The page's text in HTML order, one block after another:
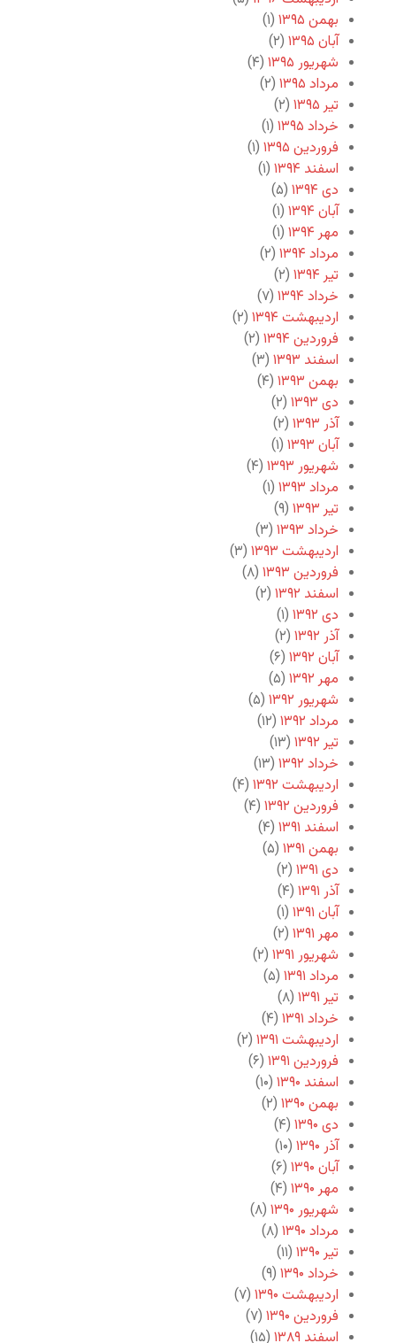
بهمن ۱۳۹۵
(۱)
آبان ۱۳۹۵
(۲)
شهریور ۱۳۹۵
(۴)
مرداد ۱۳۹۵
(۲)
تیر ۱۳۹۵
(۲)
خرداد ۱۳۹۵
(۱)
فروردین ۱۳۹۵
(۱)
اسفند ۱۳۹۴
(۱)
دی ۱۳۹۴
(۵)
آبان ۱۳۹۴
(۱)
مهر ۱۳۹۴
(۱)
مرداد ۱۳۹۴
(۲)
تیر ۱۳۹۴
(۲)
خرداد ۱۳۹۴
(۷)
اردیبهشت ۱۳۹۴
(۲)
فروردین ۱۳۹۴
(۲)
اسفند ۱۳۹۳
(۳)
بهمن ۱۳۹۳
(۴)
دی ۱۳۹۳
(۲)
آذر ۱۳۹۳
(۲)
آبان ۱۳۹۳
(۱)
شهریور ۱۳۹۳
(۴)
مرداد ۱۳۹۳
(۱)
تیر ۱۳۹۳
(۹)
خرداد ۱۳۹۳
(۳)
اردیبهشت ۱۳۹۳
(۳)
فروردین ۱۳۹۳
(۸)
اسفند ۱۳۹۲
(۲)
دی ۱۳۹۲
(۱)
آذر ۱۳۹۲
(۲)
آبان ۱۳۹۲
(۶)
مهر ۱۳۹۲
(۵)
شهریور ۱۳۹۲
(۵)
مرداد ۱۳۹۲
(۱۲)
تیر ۱۳۹۲
(۱۳)
خرداد ۱۳۹۲
(۱۳)
اردیبهشت ۱۳۹۲
(۴)
فروردین ۱۳۹۲
(۴)
اسفند ۱۳۹۱
(۴)
بهمن ۱۳۹۱
(۵)
دی ۱۳۹۱
(۲)
آذر ۱۳۹۱
(۴)
آبان ۱۳۹۱
(۱)
مهر ۱۳۹۱
(۲)
شهریور ۱۳۹۱
(۲)
مرداد ۱۳۹۱
(۵)
تیر ۱۳۹۱
(۸)
خرداد ۱۳۹۱
(۴)
اردیبهشت ۱۳۹۱
(۲)
فروردین ۱۳۹۱
(۶)
اسفند ۱۳۹۰
(۱۰)
بهمن ۱۳۹۰
(۲)
دی ۱۳۹۰
(۴)
آذر ۱۳۹۰
(۱۰)
آبان ۱۳۹۰
(۶)
مهر ۱۳۹۰
(۴)
شهریور ۱۳۹۰
(۸)
مرداد ۱۳۹۰
(۸)
تیر ۱۳۹۰
(۱۱)
خرداد ۱۳۹۰
(۹)
اردیبهشت ۱۳۹۰
(۷)
فروردین ۱۳۹۰
(۷)
اسفند ۱۳۸۹
(۱۵)